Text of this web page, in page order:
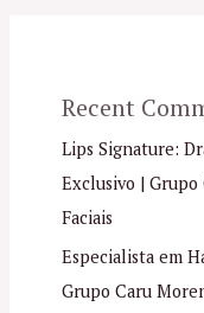
Recent
Lips Signature:
Exclusivo |
Faciais
Especialista em
Grupo Caru